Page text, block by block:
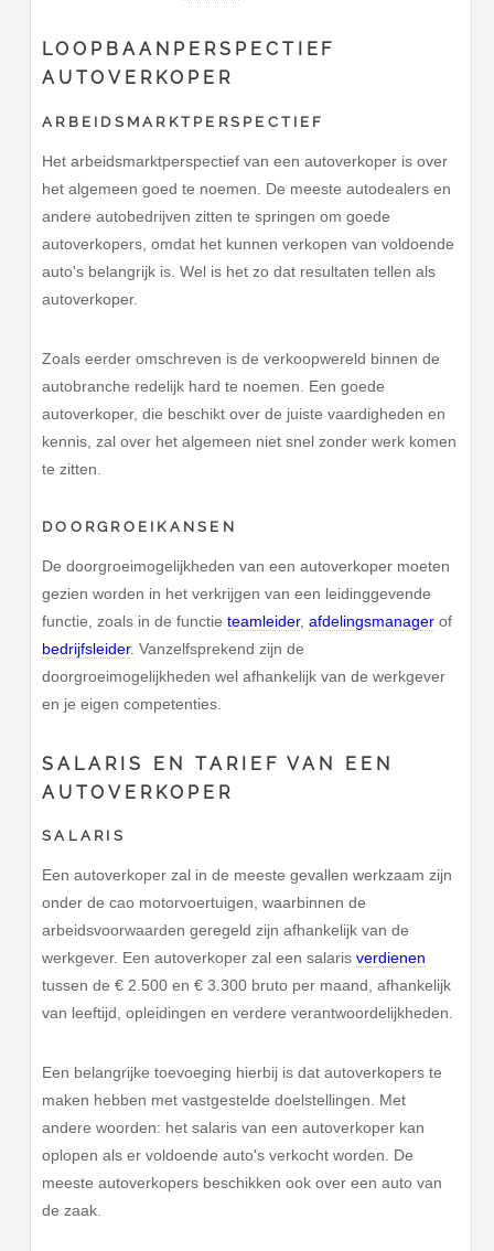
LOOPBAANPERSPECTIEF
AUTOVERKOPER
ARBEIDSMARKTPERSPECTIEF
Het arbeidsmarktperspectief van een autoverkoper is over
het algemeen goed te noemen. De meeste autodealers en
andere autobedrijven zitten te springen om goede
autoverkopers, omdat het kunnen verkopen van voldoende
auto's belangrijk is. Wel is het zo dat resultaten tellen als
autoverkoper.
Zoals eerder omschreven is de verkoopwereld binnen de
autobranche redelijk hard te noemen. Een goede
autoverkoper, die beschikt over de juiste vaardigheden en
kennis, zal over het algemeen niet snel zonder werk komen
te zitten.
DOORGROEIKANSEN
De doorgroeimogelijkheden van een autoverkoper moeten
gezien worden in het verkrijgen van een leidinggevende
functie, zoals in de functieteamleider,afdelingsmanager of
bedrijfsleider. Vanzelfsprekend zijn de
doorgroeimogelijkheden wel afhankelijk van de werkgever
en je eigen competenties.
SALARIS EN TARIEF VAN EEN
AUTOVERKOPER
SALARIS
Een autoverkoper zal in de meeste gevallen werkzaam zijn
onder de cao motorvoertuigen, waarbinnen de
arbeidsvoorwaarden geregeld zijn afhankelijk van de
werkgever. Een autoverkoper zal een salarisverdienen
tussen de € 2.500 en € 3.300 bruto per maand, afhankelijk
van leeftijd, opleidingen en verdere verantwoordelijkheden.
Een belangrijke toevoeging hierbij is dat autoverkopers te
maken hebben met vastgestelde doelstellingen. Met
andere woorden: het salaris van een autoverkoper kan
oplopen als er voldoende auto's verkocht worden. De
meeste autoverkopers beschikken ook over een auto van
de zaak.